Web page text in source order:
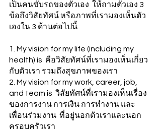
เป็นคนขับรถของตัวเอง  ให้ถามตัวเอง 3
ข้อถึงวิสัยทัศน์ หรือภาพที่เรามองเห็นตัว
เองใน 3 ด้านต่อไปนี้
1. My vision for my life (including my
health) is  คือวิสัยทัศน์ที่เรามองเห็นเกี่ยว
กับตัวเรา รวมถึงสุขภาพของเรา
2. My vision for my work, career, job,
and team is  วิสัยทัศน์ที่เรามองเห็นเรื่อง
ของการงาน การเงิน การทำงาน และ
เพื่อนร่วมงาน  ที่อยู่นอกตัวเราและนอก
ครอบครัวเรา